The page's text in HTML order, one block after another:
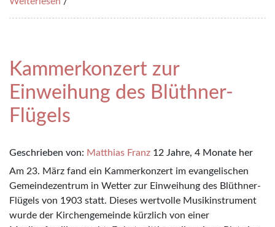
Kammerkonzert zur
Einweihung des Blüthner-
Flügels
Geschrieben von: Matthias Franz 12 Jahre, 4 Monate her
Am 23. März fand ein Kammerkonzert im evangelischen
Gemeindezentrum in Wetter zur Einweihung des Blüthner-
Flügels von 1903 statt. Dieses wertvolle Musikinstrument
wurde der Kirchengemeinde kürzlich von einer